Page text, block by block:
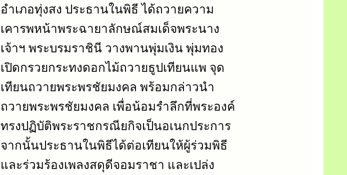
อำเภอทุ่งสง ประธานในพิธี ได้ถวายความ
เคารพหน้าพระฉายาลักษณ์สมเด็จพระนาง
เจ้าฯ พระบรมราชินี วางพานพุ่มเงิน พุ่มทอง
เปิดกรวยกระทงดอกไม้ถวายธูปเทียนแพ จุด
เทียนถวายพระพรชัยมงคล พร้อมกล่าวนำ
ถวายพระพรชัยมงคล เพื่อน้อมรำลึกที่พระองค์
ทรงปฏิบัติพระราชกรณียกิจเป็นอเนกประการ
จากนั้นประธานในพิธีได้ต่อเทียนให้ผู้ร่วมพิธี
และร่วมร้องเพลงสดุดีจอมราชา และเปล่ง